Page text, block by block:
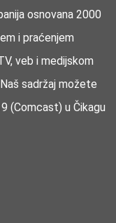
osnovana 2000
i praćenjem
veb i medijskom
sadržaj možete
(Comcast) u Čikagu